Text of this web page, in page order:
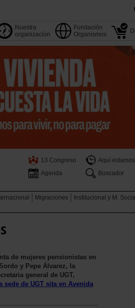
Nuestra
organización
Fundación
Organismos
13 Congreso
Aquí estamos
Agenda
Buscador
Migraciones
Institucional y M.
de mujeres pensionistas en
y Pepe Álvarez, la
general de UGT,
sede de UGT sita en Avenida